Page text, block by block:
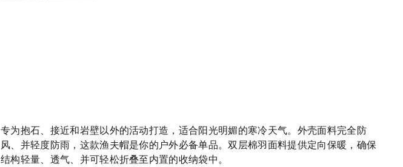
专为抱石、接近和岩壁以外的活动打造，适合阳光明媚的寒冷天气。外壳面料完全防
风、并轻度防雨，这款渔夫帽是你的户外必备单品。双层棉羽面料提供定向保暖，确保
结构轻量、透气、并可轻松折叠至内置的收纳袋中。